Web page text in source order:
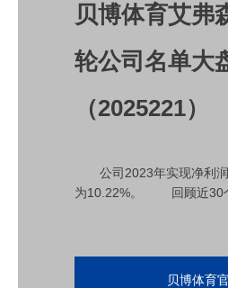
贝博体育艾弗
轮公司名单大
（2025221）
公司2023年实现净利润
为10.22%。 回顾近30
贝博体育